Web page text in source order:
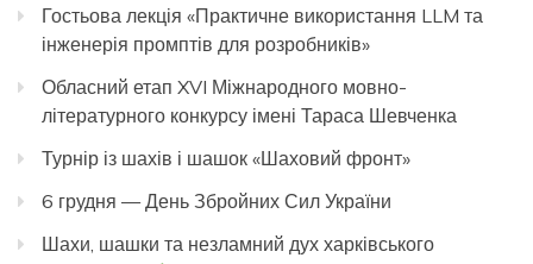
Гостьова лекція «Практичне використання LLM та
інженерія промптів для розробників»
Обласний етап XVI Міжнародного мовно-
літературного конкурсу імені Тараса Шевченка
Турнір із шахів і шашок «Шаховий фронт»
6 грудня — День Збройних Сил України
Шахи, шашки та незламний дух харківського